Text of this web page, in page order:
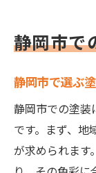
セ
自宅で
静
塗
セ
静
静岡市で
静岡市で選ぶ
静岡市での塗装
です。まず、地
が求められます